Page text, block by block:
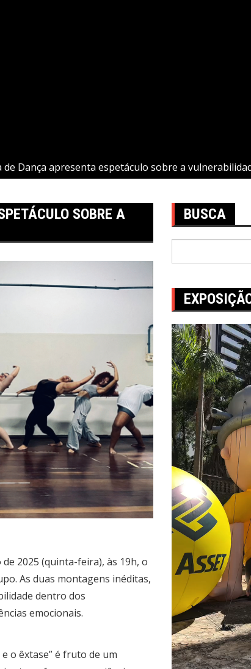
de Dança apresenta espetáculo sobre a
SOBRE A
2025 (quinta-feira), às 19h, o
As duas montagens inéditas,
dentro dos
emocionais.
o êxtase” é fruto de um
BUSCA
Tocador
de
vídeo